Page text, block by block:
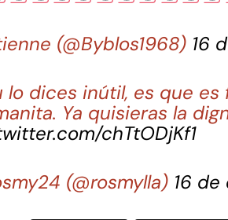
(@Byblos1968) 16
lo dices inútil, es que es
Ya quisieras la
chTtODjKf1
(@rosmylla) 16